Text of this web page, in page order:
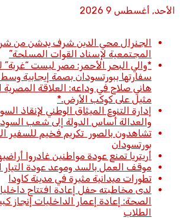
الأحد, أغسطس 9 2026
الجنرال محي الدين شرف يدشن من شرق
المجتمعية لإسناد القوات المسلحة”
*والي البحر الأحمر: مصر ليست “غربة”
سفارتها ببورتسودان بصمة إيجابية
هاني صلاح في وداعه: العلاقة المصرية
مثيل على كوكب الأرض.*
إدارة التنوع الميثاق الوطني لإنقاذ
والعدالة أساس الدولة إلى شعب
تشاهدون بالصور تكريم فخيم للسفير
بورتسودان
أريتريا تمنع عودة مواطنين غادروا
موقف العمل بالسد وموعد عودة التيار
تطورات ميدانية مثيرة في مدينة كاودا
لدى مخاطبته حفل إعادة افتتاح
الصحة: إعادة إعمار الداخليات إنجاز
الطلاب